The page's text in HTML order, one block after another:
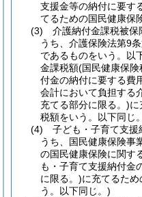
支援金等の納付に要す
てるための国民健康保
(3)
介護納付金課税被保
うち、介護保険法第9
であるものをいう。以
金課税額(国民健康保険
付金の納付に要する費
会計において負担する
充てる部分に限る。)に
税額をいう。以下同じ
(4)
子ども・子育て支援
うち、国民健康保険事
の国民健康保険に関す
も・子育て支援納付金
に限る。)に充てるた
う。以下同じ。)